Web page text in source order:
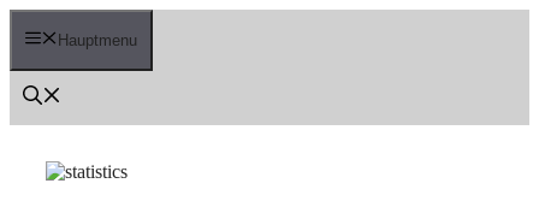
Zum
Inhalt Hauptmenu